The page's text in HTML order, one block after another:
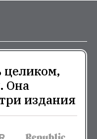
целиком,
Она
издания